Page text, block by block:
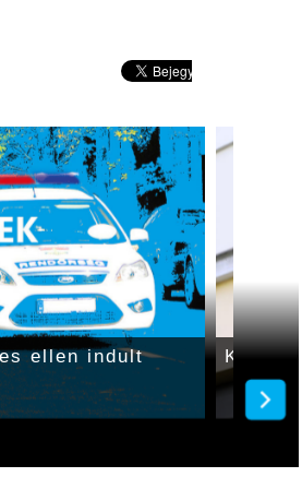
ellen indult Két